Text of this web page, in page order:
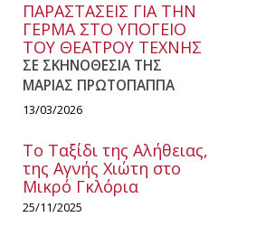
ΠΑΡΑΣΤΑΣΕΙΣ ΓΙΑ ΤΗΝ
ΓΕΡΜΑ ΣΤΟ ΥΠΟΓΕΙΟ
ΤΟΥ ΘΕΑΤΡΟΥ ΤΕΧΝΗΣ
ΣΕ ΣΚΗΝΟΘΕΣΙΑ ΤΗΣ
ΜΑΡΙΑΣ ΠΡΩΤΟΠΑΠΠΑ
13/03/2026
Το Ταξίδι της Αλήθειας,
της Αγνής Χιώτη στο
Μικρό Γκλόρια
25/11/2025